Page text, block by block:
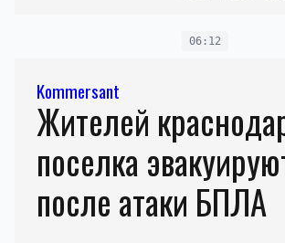
06:12
Kommersant
Жителей
поселка
после атаки БПЛА